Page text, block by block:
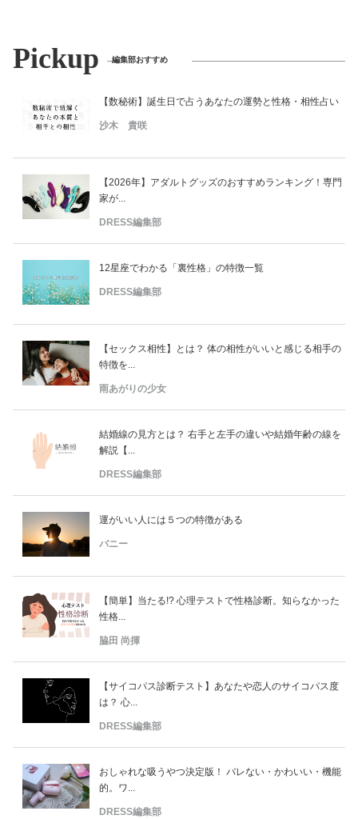
Pickup 編集部おすすめ
【数秘術】誕生日で占うあなたの運勢と性格・相性占い
沙木 貴咲
【2026年】アダルトグッズのおすすめランキング！専門
家が...
DRESS編集部
12星座でわかる「裏性格」の特徴一覧
DRESS編集部
【セックス相性】とは？ 体の相性がいいと感じる相手の
特徴を...
雨あがりの少女
結婚線の見方とは？ 右手と左手の違いや結婚年齢の線を
解説【...
DRESS編集部
運がいい人には５つの特徴がある
バニー
【簡単】当たる!? 心理テストで性格診断。知らなかった
性格...
脇田 尚揮
【サイコパス診断テスト】あなたや恋人のサイコパス度
は？ 心...
DRESS編集部
おしゃれな吸うやつ決定版！ バレない・かわいい・機能
的。ワ...
DRESS編集部